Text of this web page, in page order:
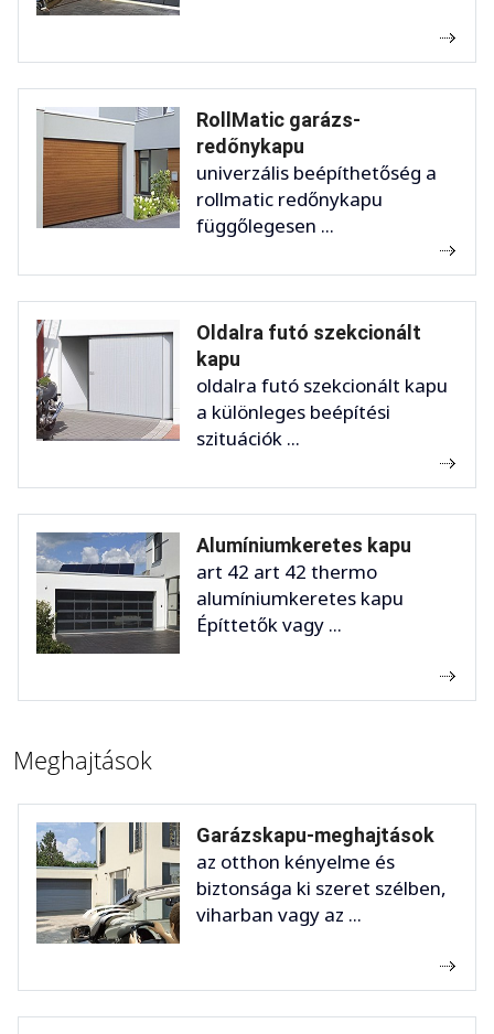
RollMatic garázs-
redőnykapu
univerzális beépíthetőség a
rollmatic redőnykapu
függőlegesen ...
Oldalra futó szekcionált
kapu
oldalra futó szekcionált kapu
a különleges beépítési
szituációk ...
Alumíniumkeretes kapu
art 42 art 42 thermo
alumíniumkeretes kapu
Építtetők vagy ...
Meghajtások
Garázskapu-meghajtások
az otthon kényelme és
biztonsága ki szeret szélben,
viharban vagy az ...